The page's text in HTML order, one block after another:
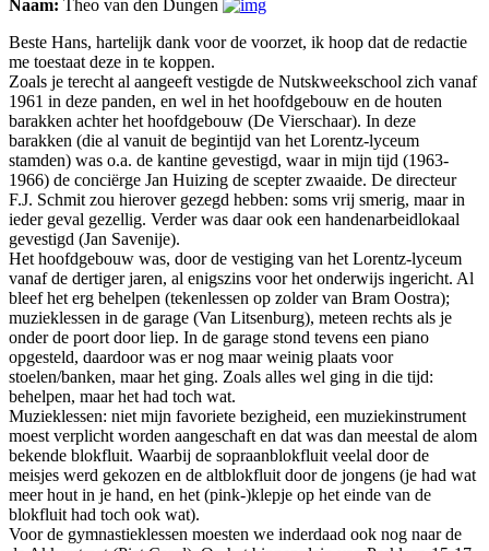
Naam: Theo van den Dungen
Beste Hans, hartelijk dank voor de voorzet, ik hoop dat de redactie
me toestaat deze in te koppen.
Zoals je terecht al aangeeft vestigde de Nutskweekschool zich vanaf
1961 in deze panden, en wel in het hoofdgebouw en de houten
barakken achter het hoofdgebouw (De Vierschaar). In deze
barakken (die al vanuit de begintijd van het Lorentz-lyceum
stamden) was o.a. de kantine gevestigd, waar in mijn tijd (1963-
1966) de conciërge Jan Huizing de scepter zwaaide. De directeur
F.J. Schmit zou hierover gezegd hebben: soms vrij smerig, maar in
ieder geval gezellig. Verder was daar ook een handenarbeidlokaal
gevestigd (Jan Savenije).
Het hoofdgebouw was, door de vestiging van het Lorentz-lyceum
vanaf de dertiger jaren, al enigszins voor het onderwijs ingericht. Al
bleef het erg behelpen (tekenlessen op zolder van Bram Oostra);
muzieklessen in de garage (Van Litsenburg), meteen rechts als je
onder de poort door liep. In de garage stond tevens een piano
opgesteld, daardoor was er nog maar weinig plaats voor
stoelen/banken, maar het ging. Zoals alles wel ging in die tijd:
behelpen, maar het had toch wat.
Muzieklessen: niet mijn favoriete bezigheid, een muziekinstrument
moest verplicht worden aangeschaft en dat was dan meestal de alom
bekende blokfluit. Waarbij de sopraanblokfluit veelal door de
meisjes werd gekozen en de altblokfluit door de jongens (je had wat
meer hout in je hand, en het (pink-)klepje op het einde van de
blokfluit had toch ook wat).
Voor de gymnastieklessen moesten we inderdaad ook nog naar de